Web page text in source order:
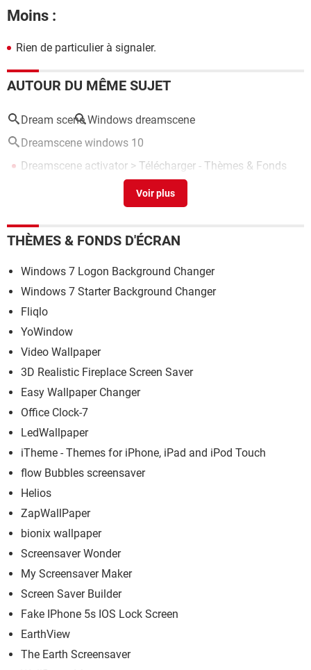
Moins :
Rien de particulier à signaler.
AUTOUR DU MÊME SUJET
Dream scene Windows dreamscene
Dreamscene windows 10
Dreamscene activator > Télécharger - Thèmes & Fonds
THÈMES & FONDS D'ÉCRAN
Windows 7 Logon Background Changer
Windows 7 Starter Background Changer
Fliqlo
YoWindow
Video Wallpaper
3D Realistic Fireplace Screen Saver
Easy Wallpaper Changer
Office Clock-7
LedWallpaper
iTheme - Themes for iPhone, iPad and iPod Touch
flow Bubbles screensaver
Helios
ZapWallPaper
bionix wallpaper
Screensaver Wonder
My Screensaver Maker
Screen Saver Builder
Fake IPhone 5s IOS Lock Screen
EarthView
The Earth Screensaver